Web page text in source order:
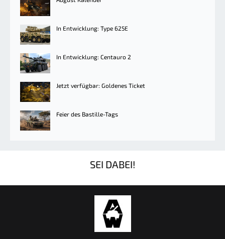
In Entwicklung: Type 625E
In Entwicklung: Centauro 2
Jetzt verfügbar: Goldenes Ticket
Feier des Bastille-Tags
SEI DABEI!